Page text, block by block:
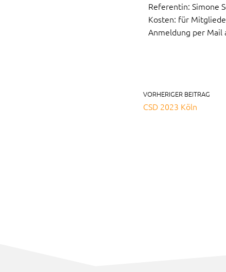
Referentin: Simone
Kosten: für
Anmeldung per Mail
VORHERIGER BEITRAG
CSD 2023 Köln